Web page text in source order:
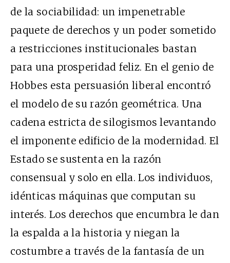
de la sociabilidad: un impenetrable
paquete de derechos y un poder sometido
a restricciones institucionales bastan
para una prosperidad feliz. En el genio de
Hobbes esta persuasión liberal encontró
el modelo de su razón geométrica. Una
cadena estricta de silogismos levantando
el imponente edificio de la modernidad. El
Estado se sustenta en la razón
consensual y solo en ella. Los individuos,
idénticas máquinas que computan su
interés. Los derechos que encumbra le dan
la espalda a la historia y niegan la
costumbre a través de la fantasía de un